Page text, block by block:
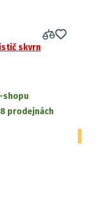
skvrn
shopu
prodejnách